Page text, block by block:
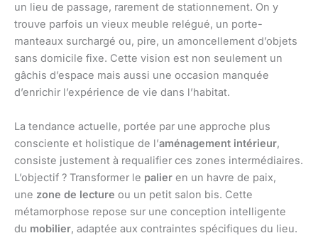
un lieu de passage, rarement de stationnement. On y
trouve parfois un vieux meuble relégué, un porte-
manteaux surchargé ou, pire, un amoncellement d’objets
sans domicile fixe. Cette vision est non seulement un
gâchis d’espace mais aussi une occasion manquée
d’enrichir l’expérience de vie dans l’habitat.
La tendance actuelle, portée par une approche plus
consciente et holistique de l’aménagement intérieur,
consiste justement à requalifier ces zones intermédiaires.
L’objectif ? Transformer le palier en un havre de paix,
une zone de lecture ou un petit salon bis. Cette
métamorphose repose sur une conception intelligente
du mobilier, adaptée aux contraintes spécifiques du lieu.